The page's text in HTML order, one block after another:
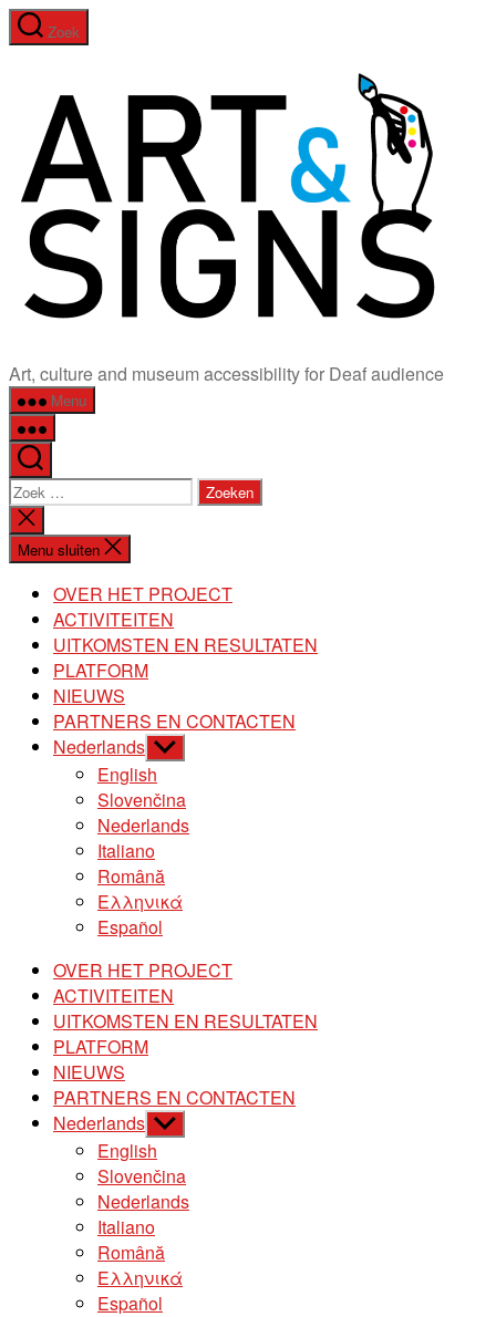
Ga
naar
inhoud
Zoek
Art, culture and museum accessibility for Deaf audience
Menu
Zoeken
naar:
Zoeken
sluiten
Menu sluiten
OVER HET PROJECT
ACTIVITEITEN
UITKOMSTEN EN RESULTATEN
PLATFORM
NIEUWS
PARTNERS EN CONTACTEN
Nederlands Toon
submenu
English
Slovenčina
Nederlands
Italiano
Română
Ελληνικά
Español
OVER HET PROJECT
ACTIVITEITEN
UITKOMSTEN EN RESULTATEN
PLATFORM
NIEUWS
PARTNERS EN CONTACTEN
Nederlands Toon
submenu
English
Slovenčina
Nederlands
Italiano
Română
Ελληνικά
Español